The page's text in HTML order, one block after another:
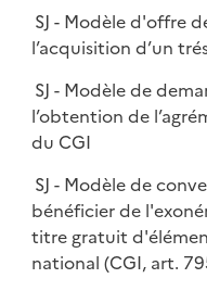
SJ - Modèle d'offre
l’acquisition d’un
SJ - Modèle de
l’obtention de
du CGI
SJ - Modèle de
bénéficier de
titre gratuit
national (CGI, art.